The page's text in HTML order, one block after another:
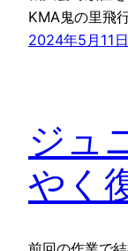
KMA鬼の里飛
2024年5月11日
ジュ
やく